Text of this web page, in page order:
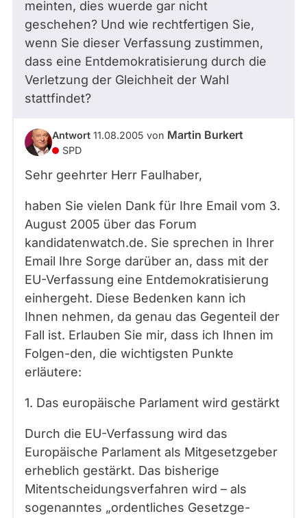
meinten, dies wuerde gar nicht
geschehen? Und wie rechtfertigen Sie,
wenn Sie dieser Verfassung zustimmen,
dass eine Entdemokratisierung durch die
Verletzung der Gleichheit der Wahl
stattfindet?
Antwort 11.08.2005 von Martin Burkert
SPD
Sehr geehrter Herr Faulhaber,
haben Sie vielen Dank für Ihre Email vom 3.
August 2005 über das Forum
kandidatenwatch.de. Sie sprechen in Ihrer
Email Ihre Sorge darüber an, dass mit der
EU-Verfassung eine Entdemokratisierung
einhergeht. Diese Bedenken kann ich
Ihnen nehmen, da genau das Gegenteil der
Fall ist. Erlauben Sie mir, dass ich Ihnen im
Folgen-den, die wichtigsten Punkte
erläutere:
1. Das europäische Parlament wird gestärkt
Durch die EU-Verfassung wird das
Europäische Parlament als Mitgesetzgeber
erheblich gestärkt. Das bisherige
Mitentscheidungsverfahren wird – als
sogenanntes „ordentliches Gesetzge-